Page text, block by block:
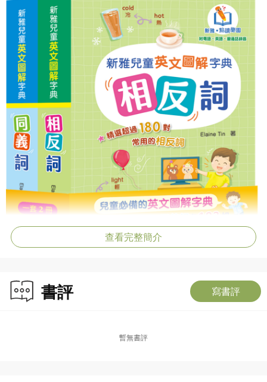
查看完整簡介
書評 寫書評
暫無書評